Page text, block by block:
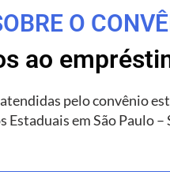
O
ao
pelo convênio
Estaduais em São Paulo –